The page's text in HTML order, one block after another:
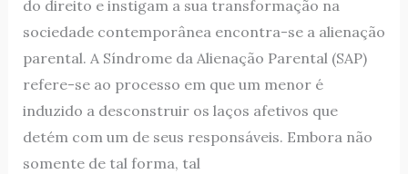
do direito e instigam a sua transformação na
sociedade contemporânea encontra-se a alienação
parental. A Síndrome da Alienação Parental (SAP)
refere-se ao processo em que um menor é
induzido a desconstruir os laços afetivos que
detém com um de seus responsáveis. Embora não
somente de tal forma, tal